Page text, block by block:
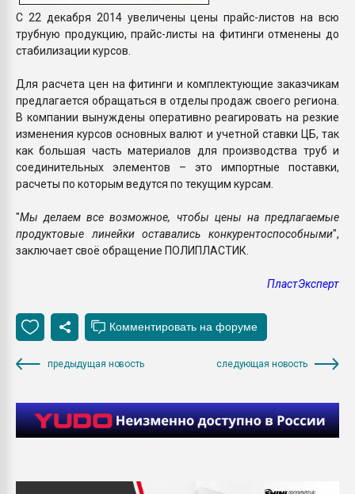
С 22 декабря 2014 увеличены цены прайс-листов на всю
трубную продукцию, прайс-листы на фитинги отменены до
стабилизации курсов.
Для расчета цен на фитинги и комплектующие заказчикам
предлагается обращаться в отделы продаж своего региона.
В компании вынуждены оперативно реагировать на резкие
изменения курсов основных валют и учетной ставки ЦБ, так
как большая часть материалов для производства труб и
соединительных элементов – это импортные поставки,
расчеты по которым ведутся по текущим курсам.
"Мы делаем все возможное, чтобы цены на предлагаемые
продуктовые линейки оставались конкурентоспособными",
заключает своё обращение ПОЛИПЛАСТИК.
ПластЭксперт
предыдущая новость следующая новость